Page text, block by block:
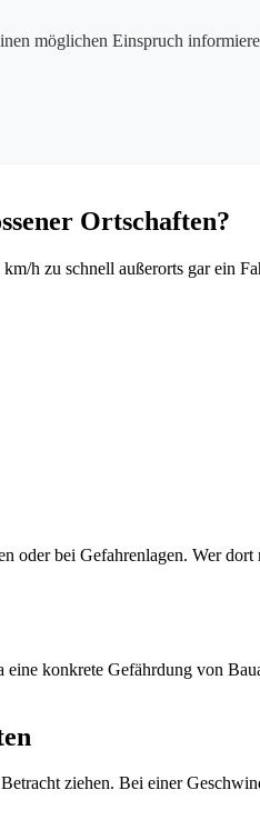
möglichen Einspruch
Ortschaften?
h zu schnell außerorts gar ein
oder bei Gefahrenlagen. Wer
konkrete Gefährdung von
ziehen. Bei einer